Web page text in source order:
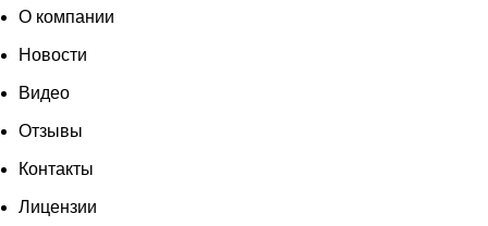
О компании
Новости
Видео
Отзывы
Контакты
Лицензии